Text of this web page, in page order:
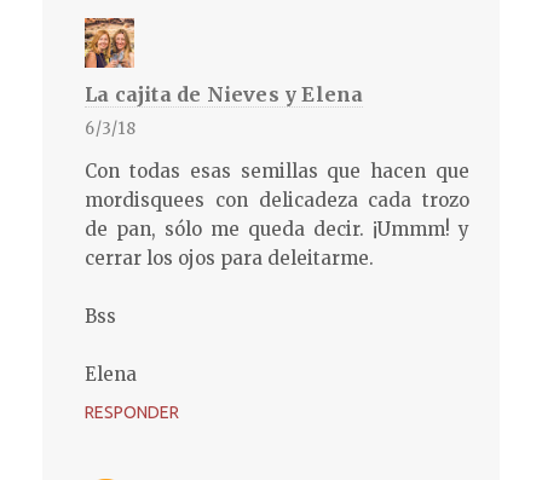
La cajita de Nieves y Elena
6/3/18
Con todas esas semillas que hacen que
mordisquees con delicadeza cada trozo
de pan, sólo me queda decir. ¡Ummm! y
cerrar los ojos para deleitarme.
Bss
Elena
RESPONDER